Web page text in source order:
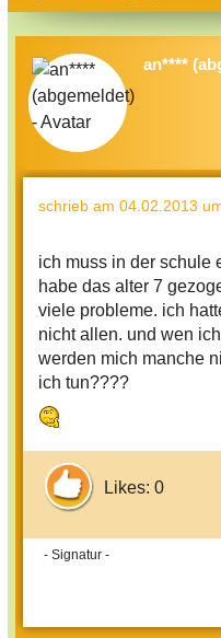
an****
schrieb am 04.02.2013
ich muss in der schule
habe das alter 7
viele probleme. ich
nicht allen. und wen
werden mich manche
ich tun????
Likes: 0
- Signatur -